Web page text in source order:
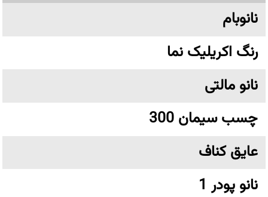
نانوبام
رنگ اکریلیک نما
نانو مالتی
چسب سیمان 300
عایق کناف
نانو پودر 1